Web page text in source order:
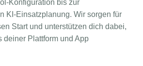
Konfiguration bis zur
KI-Einsatzplanung. Wir sorgen für
Start und unterstützen dich dabei,
deiner Plattform und App